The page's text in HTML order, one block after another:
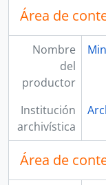
Área de
Nombre
del
productor
Institución
archivística
Área de